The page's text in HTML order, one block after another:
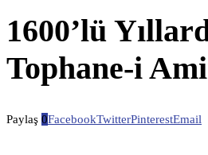
1600’lü
Tophane-i
Paylaş 0FacebookTwitterPinterestEmail